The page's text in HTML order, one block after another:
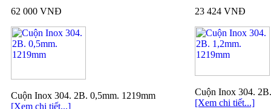
62 000 VNĐ
Cuộn Inox 304. 2B. 0,5mm. 1219mm
[Xem chi tiết...]
23 424 VNĐ
Cuộn Inox 304.
[Xem chi tiết...]